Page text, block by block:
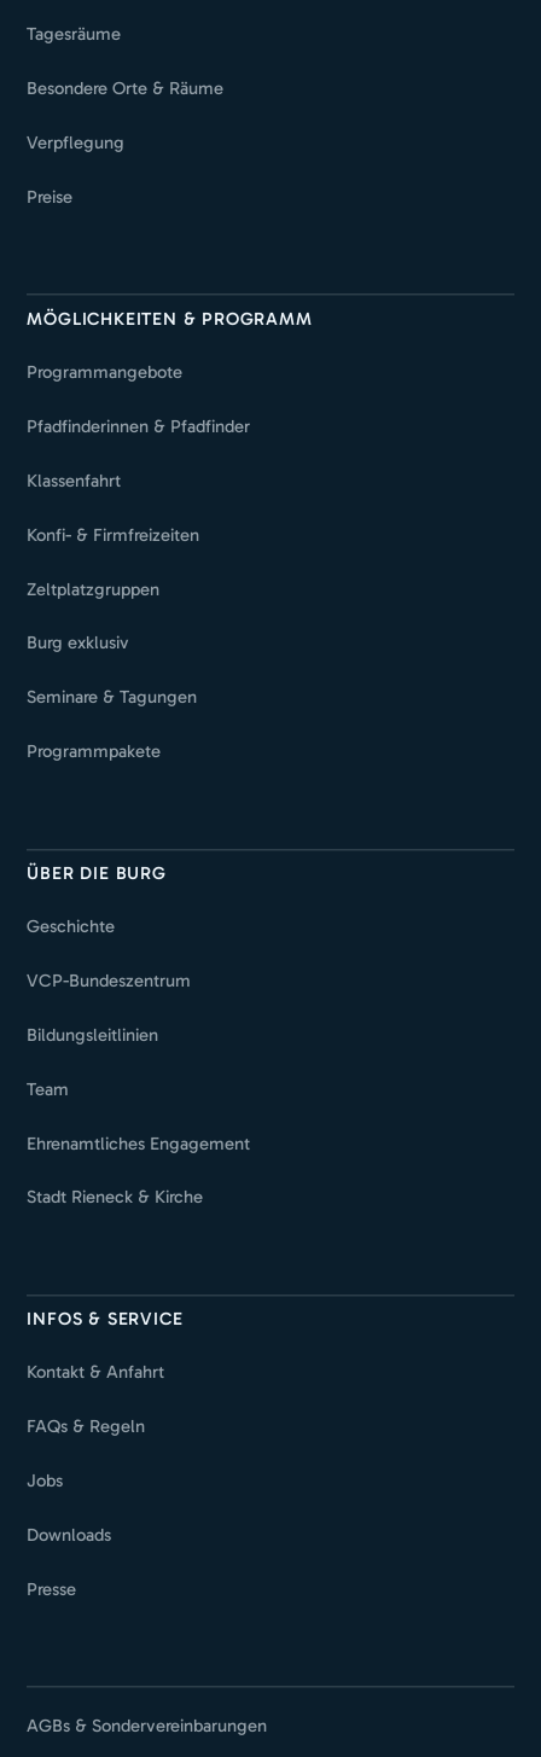
Tagesräume
Besondere Orte & Räume
Verpflegung
Preise
MÖGLICHKEITEN & PROGRAMM
Programmangebote
Pfadfinderinnen & Pfadfinder
Klassenfahrt
Konfi- & Firmfreizeiten
Zeltplatzgruppen
Burg exklusiv
Seminare & Tagungen
Programmpakete
ÜBER DIE BURG
Geschichte
VCP-Bundeszentrum
Bildungsleitlinien
Team
Ehrenamtliches Engagement
Stadt Rieneck & Kirche
INFOS & SERVICE
Kontakt & Anfahrt
FAQs & Regeln
Jobs
Downloads
Presse
AGBs & Sondervereinbarungen